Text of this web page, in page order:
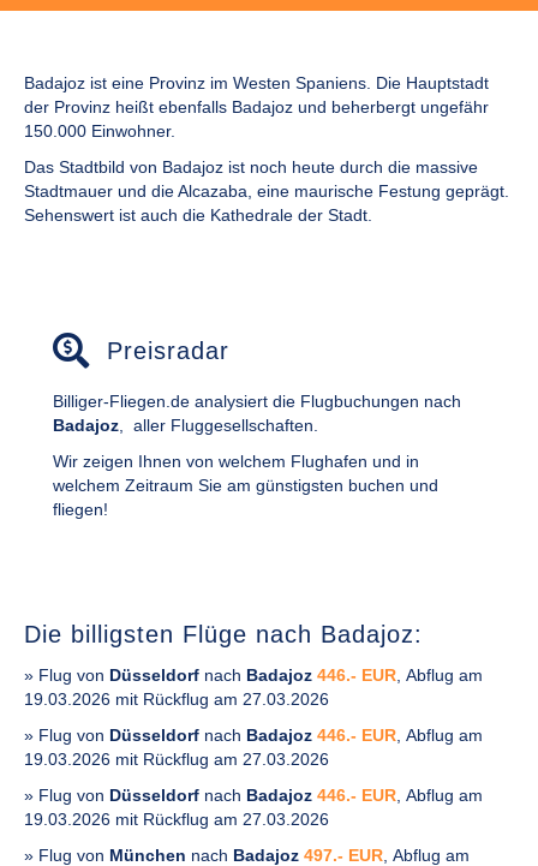
Badajoz ist eine Provinz im Westen Spaniens. Die Hauptstadt
der Provinz heißt ebenfalls Badajoz und beherbergt ungefähr
150.000 Einwohner.
Das Stadtbild von Badajoz ist noch heute durch die massive
Stadtmauer und die Alcazaba, eine maurische Festung geprägt.
Sehenswert ist auch die Kathedrale der Stadt.
Preisradar
Billiger-Fliegen.de analysiert die Flugbuchungen nach
Badajoz
aller Fluggesellschaften.
Wir zeigen Ihnen von welchem Flughafen und in
welchem Zeitraum Sie am günstigsten buchen und
fliegen!
Die billigsten Flüge nach Badajoz:
» Flug von Düsseldorf nach Badajoz 446.- EUR , Abflug am
19.03.2026 mit Rückflug am 27.03.2026
» Flug von Düsseldorf nach Badajoz 446.- EUR , Abflug am
19.03.2026 mit Rückflug am 27.03.2026
» Flug von Düsseldorf nach Badajoz 446.- EUR , Abflug am
19.03.2026 mit Rückflug am 27.03.2026
» Flug von München nach Badajoz 497.- EUR , Abflug am